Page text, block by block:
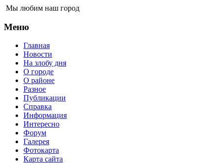
Мы любим наш город
Меню
Главная
Новости
На злобу дня
О городе
О районе
Разное
Публикации
Справка
Информация
Интересно
Форум
Галерея
Фотокарта
Карта сайта